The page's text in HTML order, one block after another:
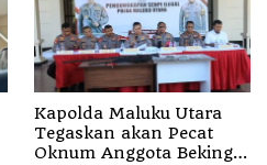
Kapolda Maluku Utara
Tegaskan akan Pecat
Oknum Anggota Bekingi